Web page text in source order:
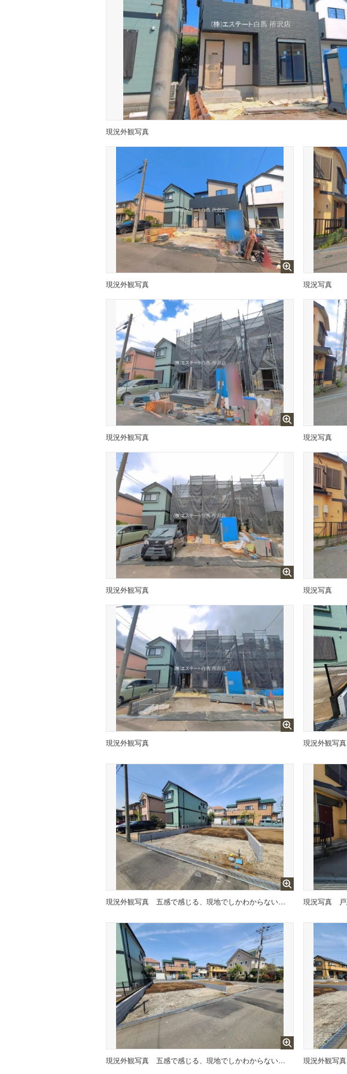
現況外観写真
現況外観写真 現況写真
現況外観写真 現況写真
現況外観写真 現況写真
現況外観写真 現況外観写真
現況外観写真 五感で感じる、現地でしかわからない事も沢山ございます。周辺環境なども一緒にご案内いたしますのでお気軽にお問合せください。 現況写真
現況外観写真 五感で感じる、現地でしかわからない事も沢山ございます。周辺環境なども一緒にご案内いたしますのでお気軽にお問合せください。 現況外観写真